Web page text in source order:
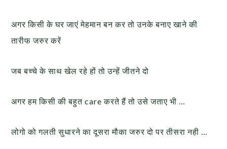
अगर किसी के घर जाएं मेहमान बन कर तो उनके बनाए खाने की
तारीफ जरुर करें
जब बच्चे के साथ खेल रहे हों तो उन्हें जीतने दो
अगर हम किसी की बहुत care करते हैं तो उसे जताए भी …
लोगो को गलती सुधारने का दूसरा मौका जरुर दो पर तीसरा नही …